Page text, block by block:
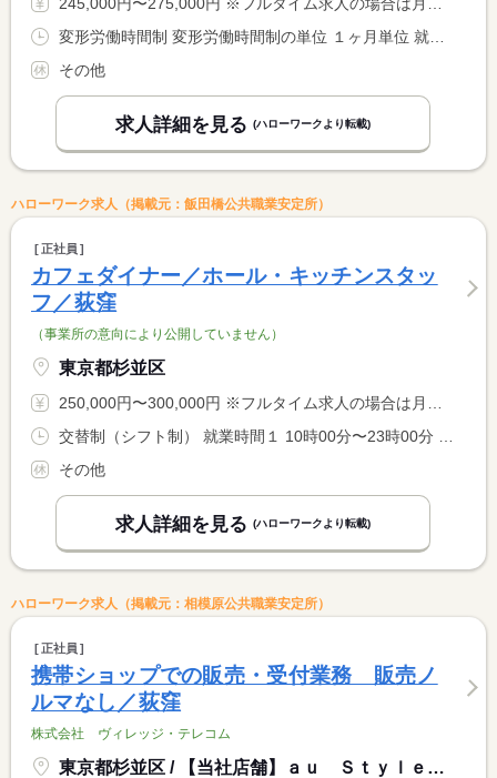
その他
求人詳細を見る (ハローワークより転載)
ハローワーク求人（掲載元：飯田橋公共職業安定所）
正社員
カフェダイナー／ホール・キッチンスタッ
フ／荻窪
（事業所の意向により公開していません）
東京都杉並区
250,000円〜300,000円 ※フルタイム求人の場合は月額（換算額）、パート求人の場合は時間額を表示しています。
その他
求人詳細を見る (ハローワークより転載)
ハローワーク求人（掲載元：相模原公共職業安定所）
正社員
携帯ショップでの販売・受付業務 販売ノ
ルマなし／荻窪
株式会社 ヴィレッジ・テレコム
東京都杉並区 / 【当社店舗】ａｕ Ｓｔｙｌｅ荻窪駅前